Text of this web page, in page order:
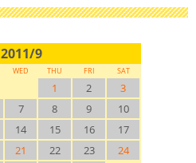
2011/9
WED THU FRI SAT
1 2
3
7 8 9
10
14 15 16
17
21 22 23
24